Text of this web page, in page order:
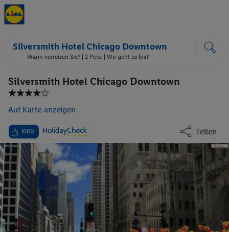
Silversmith Hotel Chicago Downtown
Wann verreisen Sie? | 2 Pers. | Wo geht es los?
Silversmith Hotel Chicago Downtown
Auf Karte anzeigen
100% Teilen